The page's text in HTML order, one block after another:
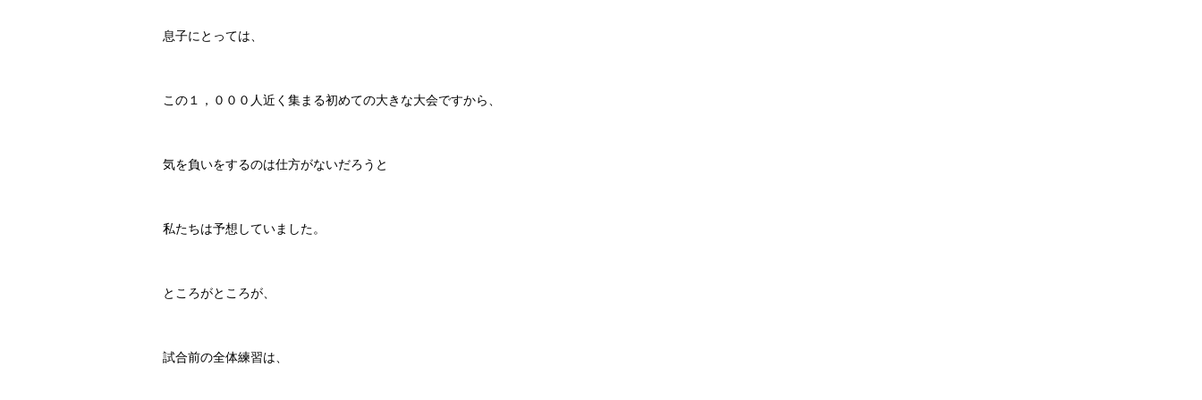
息子にとっては、
この１，０００人近く集まる初めての大きな大会ですから、
気を負いをするのは仕方がないだろうと
私たちは予想していました。
ところがところが、
試合前の全体練習は、